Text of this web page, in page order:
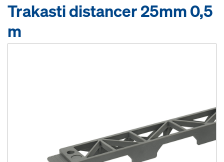
Trakasti distancer 25mm 0,5
m